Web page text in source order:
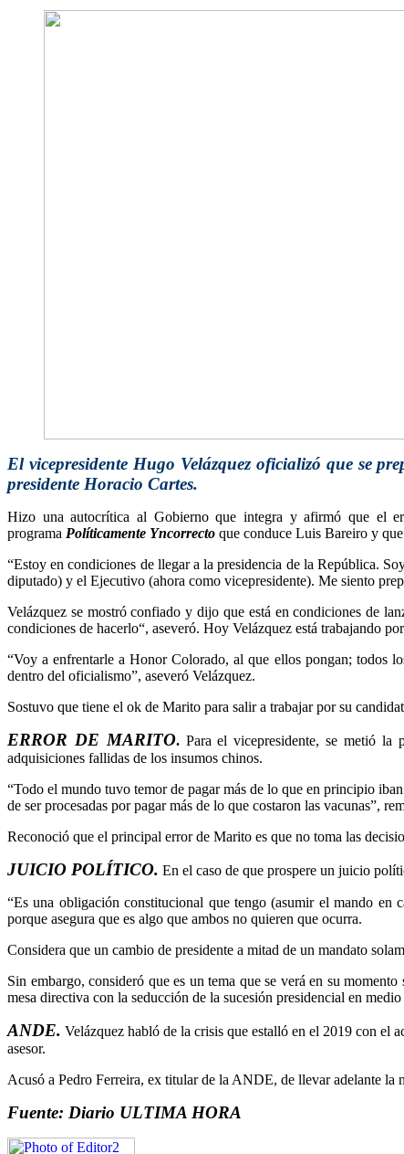
El vicepresidente Hugo Velázquez oficializó que se
presidente Horacio Cartes.
Hizo una autocrítica al Gobierno que integra y afirmó que el
programa Políticamente Yncorrecto que conduce Luis Bareiro y
“Estoy en condiciones de llegar a la presidencia de la República.
diputado) y el Ejecutivo (ahora como vicepresidente). Me siento
Velázquez se mostró confiado y dijo que está en condiciones de
condiciones de hacerlo“, aseveró. Hoy Velázquez está trabajando
“Voy a enfrentarle a Honor Colorado, al que ellos pongan; todos
dentro del oficialismo”, aseveró Velázquez.
Sostuvo que tiene el ok de Marito para salir a trabajar por su
ERROR DE MARITO.Para el vicepresidente, se metió la
adquisiciones fallidas de los insumos chinos.
“Todo el mundo tuvo temor de pagar más de lo que en principio
de ser procesadas por pagar más de lo que costaron las vacunas”,
Reconoció que el principal error de Marito es que no toma las
JUICIO POLÍTICO. En el caso de que prospere un juicio
“Es una obligación constitucional que tengo (asumir el mando
porque asegura que es algo que ambos no quieren que ocurra.
Considera que un cambio de presidente a mitad de un mandato
Sin embargo, consideró que es un tema que se verá en su
mesa directiva con la seducción de la sucesión presidencial en
ANDE. Velázquez habló de la crisis que estalló en el 2019 con el
asesor.
Acusó a Pedro Ferreira, ex titular de la ANDE, de llevar adelante
Fuente: Diario ULTIMA HORA